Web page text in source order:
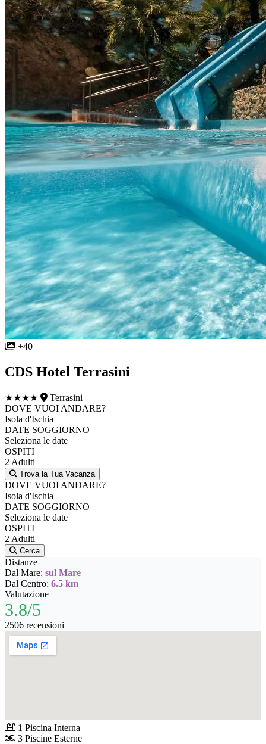
+40
CDS Hotel Terrasini
★★★★
Terrasini
DOVE VUOI ANDARE?
Isola d'Ischia
DATE SOGGIORNO
Seleziona le date
OSPITI
2 Adulti
Trova la Tua Vacanza
DOVE VUOI ANDARE?
Isola d'Ischia
DATE SOGGIORNO
Seleziona le date
OSPITI
2 Adulti
Cerca
Distanze
Dal Mare: sul Mare
Dal Centro: 6.5 km
Valutazione
3.8/5
2506 recensioni
1 Piscina Interna
3 Piscine Esterne